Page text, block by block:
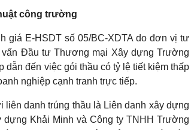
công trường
giá E-HSDT số 05/BC-XDTA do đơn vị tư
Đầu tư Thương mại Xây dựng Trường
dẫn đến việc gói thầu có tỷ lệ tiết kiệm thấp
nghiệp cạnh tranh trực tiếp.
danh trúng thầu là Liên danh xây dựng
Khải Minh và Công ty TNHH Trường